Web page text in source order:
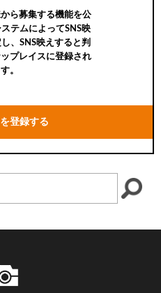
ら募集する機能を公
テムによってSNS映
、SNS映えすると判
プレイスに登録され
。
登録する